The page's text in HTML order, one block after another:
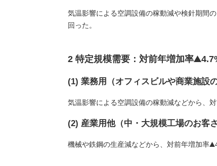
気温影響による空調設備の稼動減や検針期間
回った。
2 特定規模需要：対前年増加率
(1) 業務用（オフィスビルや商業施設
気温影響による空調設備の稼動減などから、
(2) 産業用他（中・大規模工場のお客
機械や鉄鋼の生産減などから、対前年増加率